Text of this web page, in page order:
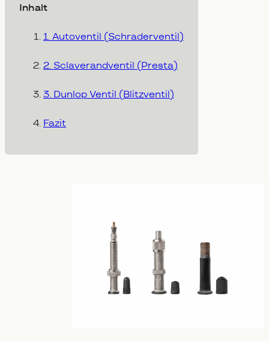
Inhalt
1. Autoventil (Schraderventil)
2. Sclaverandventil (Presta)
3. Dunlop Ventil (Blitzventil)
Fazit